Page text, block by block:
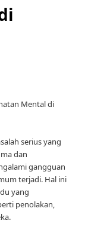
Mental di
serius yang
dan
gangguan
terjadi. Hal ini
yang
penolakan,